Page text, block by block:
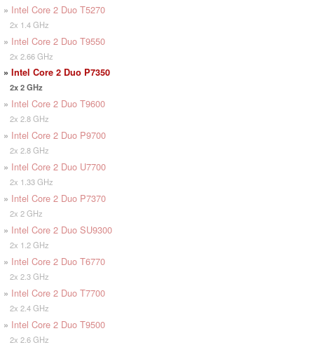
» Intel Core 2 Duo T5270
2x 1.4 GHz
» Intel Core 2 Duo T9550
2x 2.66 GHz
» Intel Core 2 Duo P7350
2x 2 GHz
» Intel Core 2 Duo T9600
2x 2.8 GHz
» Intel Core 2 Duo P9700
2x 2.8 GHz
» Intel Core 2 Duo U7700
2x 1.33 GHz
» Intel Core 2 Duo P7370
2x 2 GHz
» Intel Core 2 Duo SU9300
2x 1.2 GHz
» Intel Core 2 Duo T6770
2x 2.3 GHz
» Intel Core 2 Duo T7700
2x 2.4 GHz
» Intel Core 2 Duo T9500
2x 2.6 GHz